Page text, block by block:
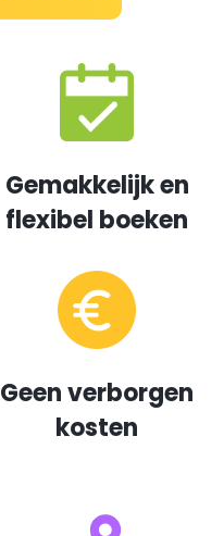
Gemakkelijk en
flexibel boeken
Geen verborgen
kosten